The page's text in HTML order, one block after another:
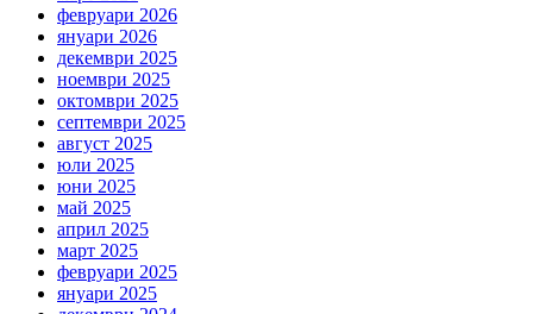
февруари 2026
януари 2026
декември 2025
ноември 2025
октомври 2025
септември 2025
август 2025
юли 2025
юни 2025
май 2025
април 2025
март 2025
февруари 2025
януари 2025